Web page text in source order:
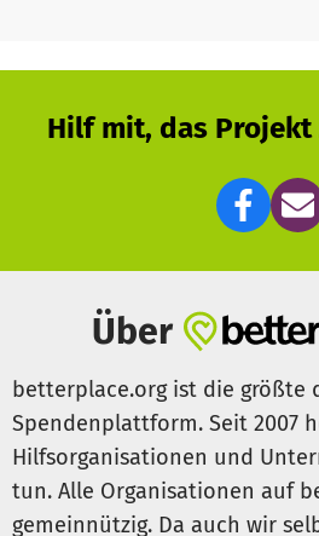
Hilf mit, das
Über
betterplace.org ist die größte
Spendenplattform. Seit 2007
Hilfsorganisationen und
tun. Alle Organisationen auf
gemeinnützig. Da auch wir